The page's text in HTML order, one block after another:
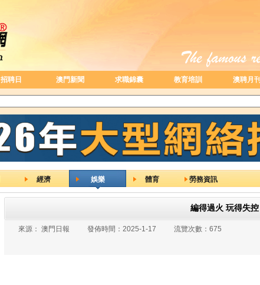
招聘日 澳門新聞 求職錦囊 教育培訓 澳聘月刊
經濟 娛樂 體育 勞務資訊
編得過火 玩得失控
來源： 澳門日報 發佈時間： 2025-1-17 流覽次數： 675